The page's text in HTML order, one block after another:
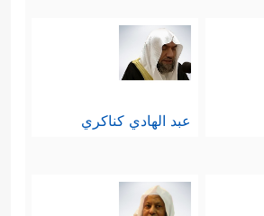
عبد الهادي كناكري